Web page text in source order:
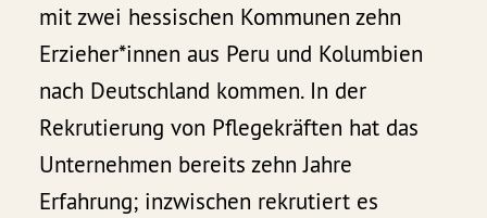
mit zwei hessischen Kommunen zehn
Erzieher*innen aus Peru und Kolumbien
nach Deutschland kommen. In der
Rekrutierung von Pflegekräften hat das
Unternehmen bereits zehn Jahre
Erfahrung; inzwischen rekrutiert es